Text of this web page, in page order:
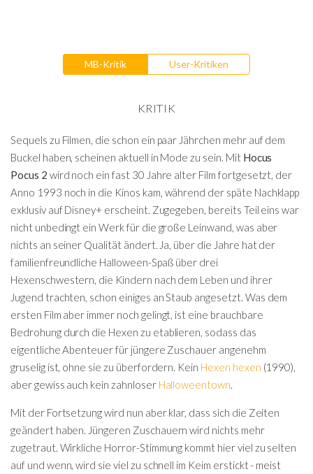
MB-Kritik User-Kritiken
KRITIK
Sequels zu Filmen, die schon ein paar Jährchen mehr auf dem
Buckel haben, scheinen aktuell in Mode zu sein. Mit Hocus
Pocus 2 wird noch ein fast 30 Jahre alter Film fortgesetzt, der
Anno 1993 noch in die Kinos kam, während der späte Nachklapp
exklusiv auf Disney+ erscheint. Zugegeben, bereits Teil eins war
nicht unbedingt ein Werk für die große Leinwand, was aber
nichts an seiner Qualität ändert. Ja, über die Jahre hat der
familienfreundliche Halloween-Spaß über drei
Hexenschwestern, die Kindern nach dem Leben und ihrer
Jugend trachten, schon einiges an Staub angesetzt. Was dem
ersten Film aber immer noch gelingt, ist eine brauchbare
Bedrohung durch die Hexen zu etablieren, sodass das
eigentliche Abenteuer für jüngere Zuschauer angenehm
gruselig ist, ohne sie zu überfordern. Kein Hexen hexen (1990),
aber gewiss auch kein zahnloser Halloweentown
Mit der Fortsetzung wird nun aber klar, dass sich die Zeiten
geändert haben. Jüngeren Zuschauern wird nichts mehr
zugetraut. Wirkliche Horror-Stimmung kommt hier viel zu selten
auf und wenn, wird sie viel zu schnell im Keim erstickt - meist